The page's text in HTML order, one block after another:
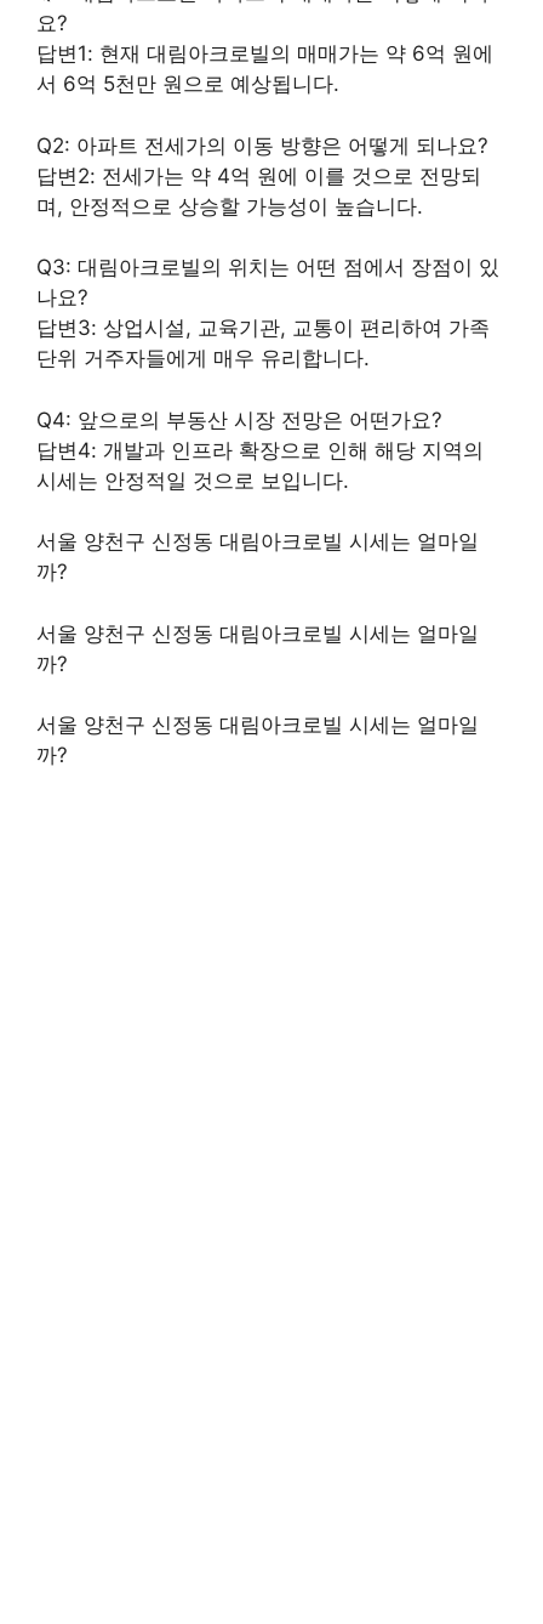
요?
답변1: 현재 대림아크로빌의 매매가는 약 6억 원에
서 6억 5천만 원으로 예상됩니다.
Q2: 아파트 전세가의 이동 방향은 어떻게 되나요?
답변2: 전세가는 약 4억 원에 이를 것으로 전망되
며, 안정적으로 상승할 가능성이 높습니다.
Q3: 대림아크로빌의 위치는 어떤 점에서 장점이 있
나요?
답변3: 상업시설, 교육기관, 교통이 편리하여 가족
단위 거주자들에게 매우 유리합니다.
Q4: 앞으로의 부동산 시장 전망은 어떤가요?
답변4: 개발과 인프라 확장으로 인해 해당 지역의
시세는 안정적일 것으로 보입니다.
서울 양천구 신정동 대림아크로빌 시세는 얼마일
까?
서울 양천구 신정동 대림아크로빌 시세는 얼마일
까?
서울 양천구 신정동 대림아크로빌 시세는 얼마일
까?